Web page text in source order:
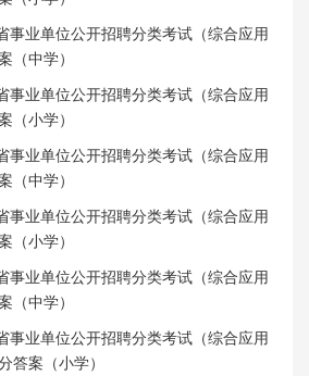
事业单位公开招聘分类考试（综合应用
（中学）
事业单位公开招聘分类考试（综合应用
（小学）
事业单位公开招聘分类考试（综合应用
（中学）
事业单位公开招聘分类考试（综合应用
（小学）
事业单位公开招聘分类考试（综合应用
（中学）
事业单位公开招聘分类考试（综合应用
答案（小学）